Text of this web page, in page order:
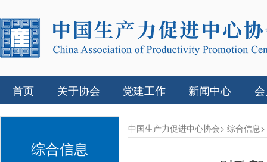
首页 关于协会 党建工作 新闻中心
综合信息
中国生产力促进中心协会> 综合信息>